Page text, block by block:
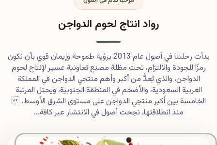
رواد انتاج لحوم الدواجن
بدأت رحلتنا في أصول عام 2013 برؤية طموحة وإيمان قوي بأن نكون
رمزًا للجودة والالتزام، تحت مظلة مصنع تعاونية عسير لإنتاج لحوم
الدواجن، والذي يُعدُّ من أكبر وأهم منتجي الدواجن في المملكة
العربية السعودية، والأضخم في المنطقة الجنوبية، ويحتل المرتبة
الخامسة بين أكبر منتجي الدواجن على مستوى الشرق الأوسط.
منذ انطلاقتها، نجحت أصول في الانتشار عبر كافة...